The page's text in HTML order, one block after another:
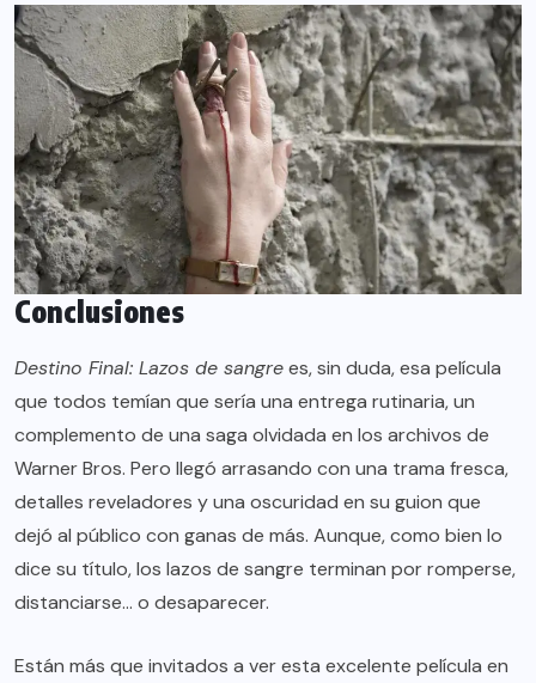
Conclusiones
Destino Final: Lazos de sangrees, sin duda, esa película
que todos temían que sería una entrega rutinaria, un
complemento de una saga olvidada en los archivos de
Warner Bros. Pero llegó arrasando con una trama fresca,
detalles reveladores y una oscuridad en su guion que
dejó al público con ganas de más. Aunque, como bien lo
dice su título, los lazos de sangre terminan por romperse,
distanciarse… o desaparecer.
Están más que invitados a ver esta excelente película en